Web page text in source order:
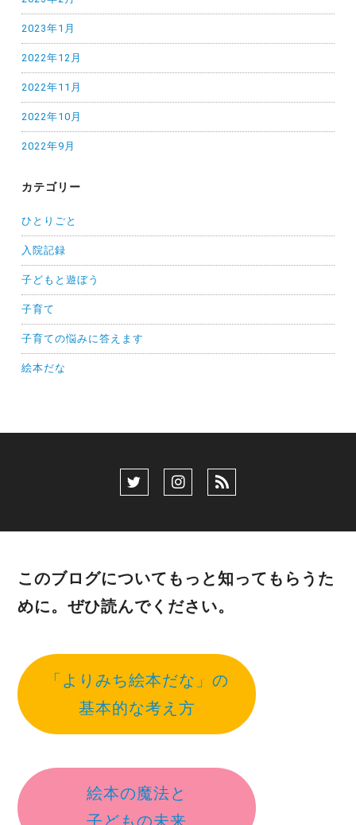
2023年1月
2022年12月
2022年11月
2022年10月
2022年9月
カテゴリー
ひとりごと
入院記録
子どもと遊ぼう
子育て
子育ての悩みに答えます
絵本だな
このブログについてもっと知ってもらうた
めに。ぜひ読んでください。
「よりみち絵本だな」の
基本的な考え方
絵本の魔法と